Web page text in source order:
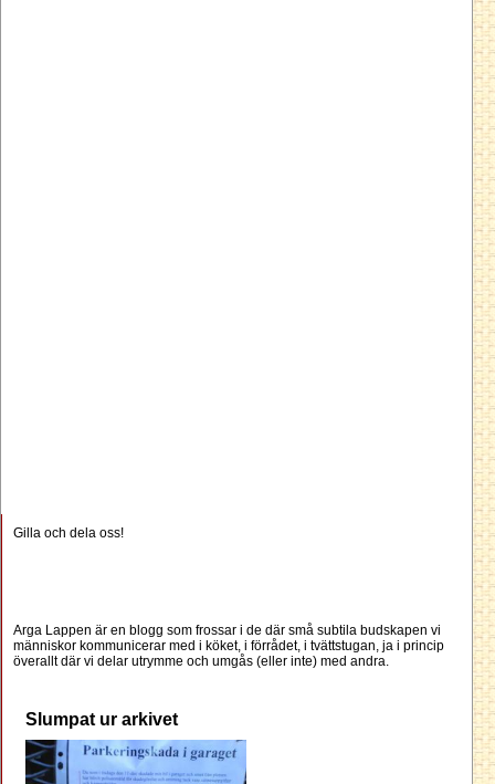
Gilla och dela oss!
Arga Lappen är en blogg som frossar i de där små subtila budskapen vi
människor kommunicerar med i köket, i förrådet, i tvättstugan, ja i princip
överallt där vi delar utrymme och umgås (eller inte) med andra.
Slumpat ur arkivet